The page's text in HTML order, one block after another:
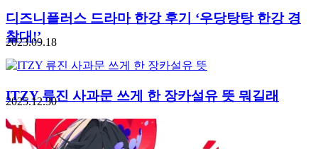
디즈니플러스 드라마 한강 후기 ‘우당탕탕 한강 경
찰대!’
2023.09.18
ITZY 류진 사과문 쓰게 한 장카설유 뜻 뭐길래
2025.12.30